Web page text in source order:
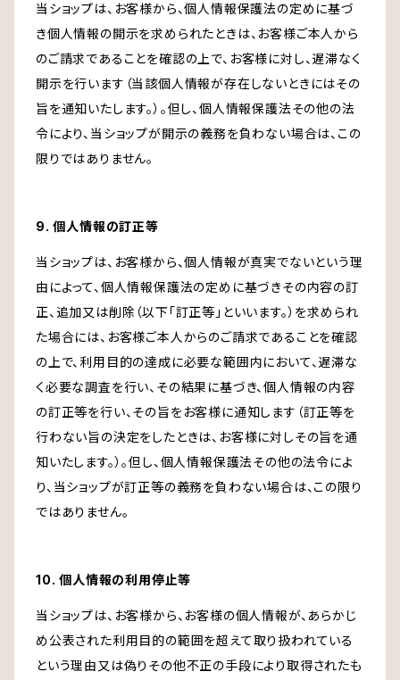
当ショップは、お客様から、個人情報保護法の定めに基づ
き個人情報の開示を求められたときは、お客様ご本人から
のご請求であることを確認の上で、お客様に対し、遅滞なく
開示を行います（当該個人情報が存在しないときにはその
旨を通知いたします。）。但し、個人情報保護法その他の法
令により、当ショップが開示の義務を負わない場合は、この
限りではありません。
9. 個人情報の訂正等
当ショップは、お客様から、個人情報が真実でないという理
由によって、個人情報保護法の定めに基づきその内容の訂
正、追加又は削除（以下「訂正等」といいます。）を求められ
た場合には、お客様ご本人からのご請求であることを確認
の上で、利用目的の達成に必要な範囲内において、遅滞な
く必要な調査を行い、その結果に基づき、個人情報の内容
の訂正等を行い、その旨をお客様に通知します（訂正等を
行わない旨の決定をしたときは、お客様に対しその旨を通
知いたします。）。但し、個人情報保護法その他の法令によ
り、当ショップが訂正等の義務を負わない場合は、この限り
ではありません。
10. 個人情報の利用停止等
当ショップは、お客様から、お客様の個人情報が、あらかじ
め公表された利用目的の範囲を超えて取り扱われている
という理由又は偽りその他不正の手段により取得されたも